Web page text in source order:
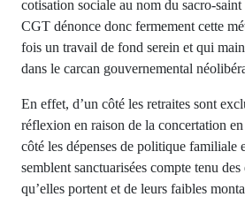
cotisation sociale au nom du sacro-
CGT dénonce donc fermement cette
fois un travail de fond serein et qui
dans le carcan gouvernemental
En effet, d’un côté les retraites sont
réflexion en raison de la concertation
côté les dépenses de politique familiale
semblent sanctuarisées compte tenu
qu’elles portent et de leurs faibles